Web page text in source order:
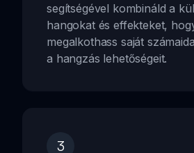
segítségével kombináld a
hangokat és effekteket,
megalkothass saját
a hangzás lehetőségeit.
3